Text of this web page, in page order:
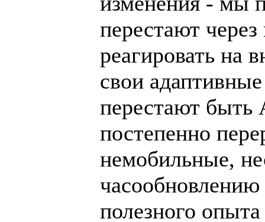
перестают через
реагировать на
свои
перестают
постепенно
немобильные,
полезного